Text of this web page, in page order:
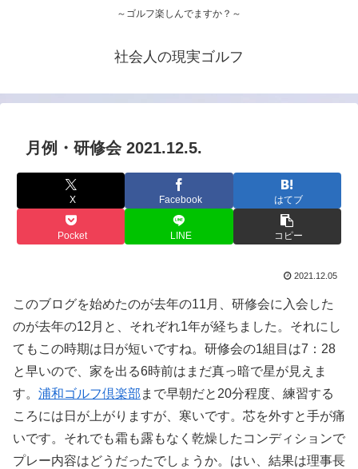
～ゴルフ楽しんでますか？～
社会人の現実ゴルフ
月例・研修会 2021.12.5.
X Facebook はてブ
Pocket LINE コピー
2021.12.05
このブログを始めたのが去年の11月、研修会に入会した
のが去年の12月と、それぞれ1年が経ちました。それにし
てもこの時期は日が短いですね。研修会の1組目は7：28
と早いので、家を出る6時前はまだ真っ暗で星が見えま
す。 浦和ゴルフ倶楽部 まで早朝だと20分程度、練習する
ころには日が上がりますが、寒いです。芯を外すと手が痛
いです。それでも霜も露もなく乾燥したコンディションで
プレー内容はどうだったでしょうか。はい、結果は理事長